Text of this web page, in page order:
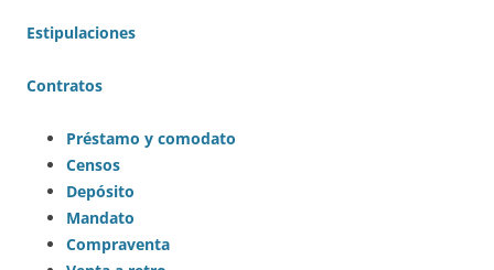
Estipulaciones
Contratos
Préstamo y comodato
Censos
Depósito
Mandato
Compraventa